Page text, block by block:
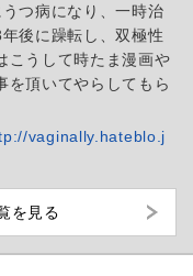
つ病になり、一時治
後に躁転し、双極性
こうして時たま漫画や
を頂いてやらしてもら
vaginally.hateblo.j
を見る